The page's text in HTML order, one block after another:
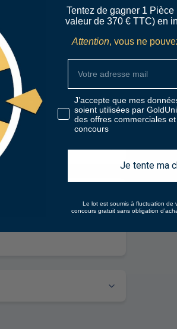
Tentez de gagner 1
valeur de 370 € TTC) en
Attention, vous ne
J’accepte que mes
soient utilisées par
des offres commerciales
concours
Je tente ma
Le lot est soumis à fluctuation de
concours gratuit sans obligation